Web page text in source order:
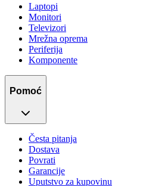
Laptopi
Monitori
Televizori
Mrežna oprema
Periferija
Komponente
Pomoć
Česta pitanja
Dostava
Povrati
Garancije
Uputstvo za kupovinu